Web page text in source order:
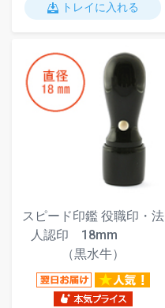
トレイに入れる
スピード印鑑 役職印・法
人認印 18mm
（黒水牛）